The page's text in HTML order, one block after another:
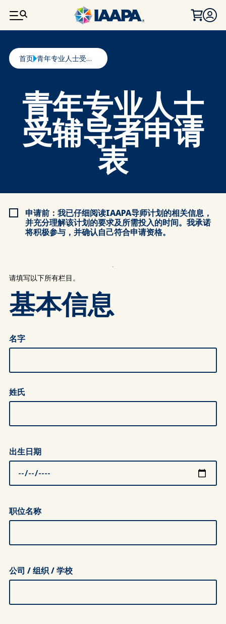
跳转到主要内容
面包屑
首页 青年专业人士受辅导者申请表
青年专业人士
受辅导者申请
表
申请前：我已仔细阅读IAAPA导师计划的相关信息，
并充分理解该计划的要求及所需投入的时间。我承诺
将积极参与，并确认自己符合申请资格。
请填写以下所有栏目。
基本信息
名字
名字
姓氏
姓氏
出生日期
职位名称
公司 / 组织 / 学校